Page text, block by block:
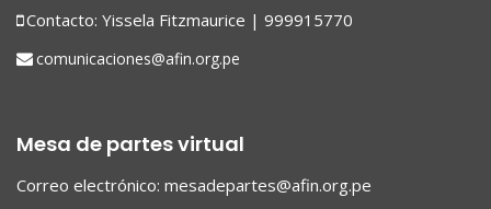
Contacto: Yissela Fitzmaurice | 999915770
comunicaciones@afin.org.pe
Mesa de partes virtual
Correo electrónico: mesadepartes@afin.org.pe